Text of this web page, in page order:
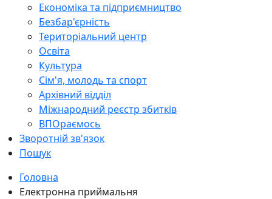
Економіка та підприємництво
Безбар'єрність
Територіальний центр
Освіта
Культура
Сім'я, молодь та спорт
Архівний відділ
Міжнародний реєстр збитків
ВПОраємось
Зворотній зв'язок
Пошук
Головна
Електронна приймальня